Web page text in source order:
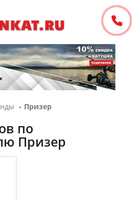
Призер
по
Призер